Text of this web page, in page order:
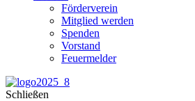
Förderverein
Mitglied werden
Spenden
Vorstand
Feuermelder
Schließen